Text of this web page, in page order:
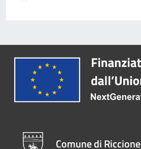
Comune di Riccione